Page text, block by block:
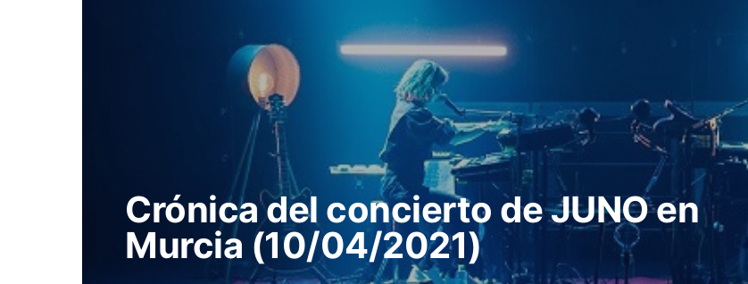
Crónica del concierto de JUNO en
Murcia (10/04/2021)